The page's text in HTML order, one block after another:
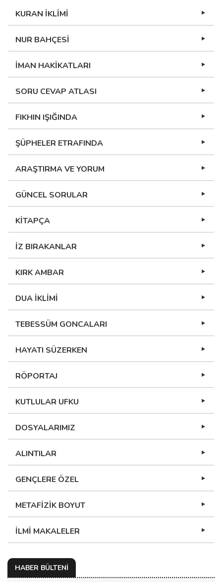
KURAN İKLİMİ
NUR BAHÇESİ
İMAN HAKİKATLARI
SORU CEVAP ATLASI
FIKHIN IŞIĞINDA
ŞÜPHELER ETRAFINDA
ARAŞTIRMA VE YORUM
GÜNCEL SORULAR
KİTAPÇA
İZ BIRAKANLAR
KIRK AMBAR
DUA İKLİMİ
TEBESSÜM GONCALARI
HAYATI SÜZERKEN
RÖPORTAJ
KUTLULAR UFKU
DOSYALARIMIZ
ALINTILAR
GENÇLERE ÖZEL
METAFİZİK BOYUT
İLMİ MAKALELER
HABER BÜLTENİ